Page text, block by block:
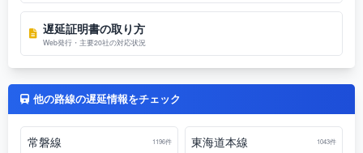
遅延証明書の取り方
Web発行・主要20社の対応状況
他の路線の遅延情報をチェック
常磐線 1196件 東海道本線 1043件